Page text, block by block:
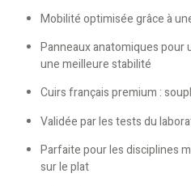
Mobilité optimisée grâce à
Panneaux anatomiques
une meilleure stabilité
Cuirs français premium :
Validée par les tests du
Parfaite pour les disciplines
sur le plat